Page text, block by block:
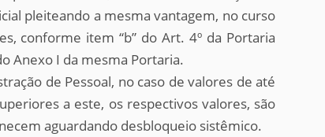
pleiteando a mesma vantagem, no curso
conforme item “b” do Art. 4º da Portaria
Anexo I da mesma Portaria.
de Pessoal, no caso de valores de até
a este, os respectivos valores, são
aguardando desbloqueio sistêmico.